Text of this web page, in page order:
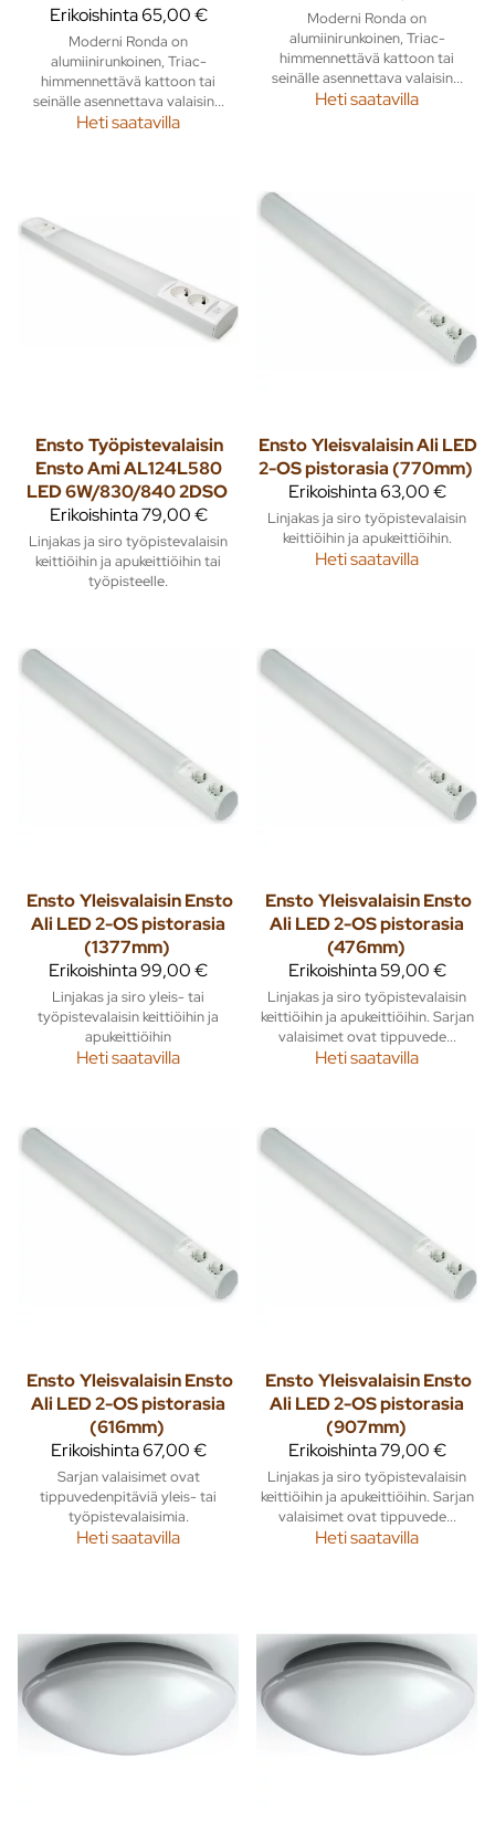
Erikoishinta65,00 €
Moderni Ronda on
alumiinirunkoinen, Triac-
himmennettävä kattoon tai
seinälle asennettava valaisin...
Heti saatavilla
Moderni Ronda on
alumiinirunkoinen, Triac-
himmennettävä kattoon tai
seinälle asennettava valaisin...
Heti saatavilla
EnstoTyöpistevalaisin
Ensto Ami AL124L580
LED 6W/830/840 2DSO
Erikoishinta79,00 €
Linjakas ja siro työpistevalaisin
keittiöihin ja apukeittiöihin tai
työpisteelle.
EnstoYleisvalaisin Ali LED
2-OS pistorasia (770mm)
Erikoishinta63,00 €
Linjakas ja siro työpistevalaisin
keittiöihin ja apukeittiöihin.
Heti saatavilla
Ensto Yleisvalaisin Ensto
Ali LED 2-OS pistorasia
(1377mm)
Erikoishinta99,00 €
Linjakas ja siro yleis- tai
työpistevalaisin keittiöihin ja
apukeittiöihin
Heti saatavilla
Ensto Yleisvalaisin Ensto
Ali LED 2-OS pistorasia
(476mm)
Erikoishinta59,00 €
Linjakas ja siro työpistevalaisin
keittiöihin ja apukeittiöihin. Sarjan
valaisimet ovat tippuvede...
Heti saatavilla
Ensto Yleisvalaisin Ensto
Ali LED 2-OS pistorasia
(616mm)
Erikoishinta67,00 €
Sarjan valaisimet ovat
tippuvedenpitäviä yleis- tai
työpistevalaisimia.
Heti saatavilla
Ensto Yleisvalaisin Ensto
Ali LED 2-OS pistorasia
(907mm)
Erikoishinta79,00 €
Linjakas ja siro työpistevalaisin
keittiöihin ja apukeittiöihin. Sarjan
valaisimet ovat tippuvede...
Heti saatavilla